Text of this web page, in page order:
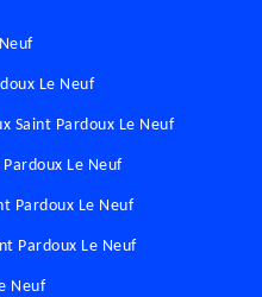
Le Neuf
Saint Pardoux Le Neuf
Le Neuf
Pardoux Le Neuf
Pardoux Le Neuf
Neuf